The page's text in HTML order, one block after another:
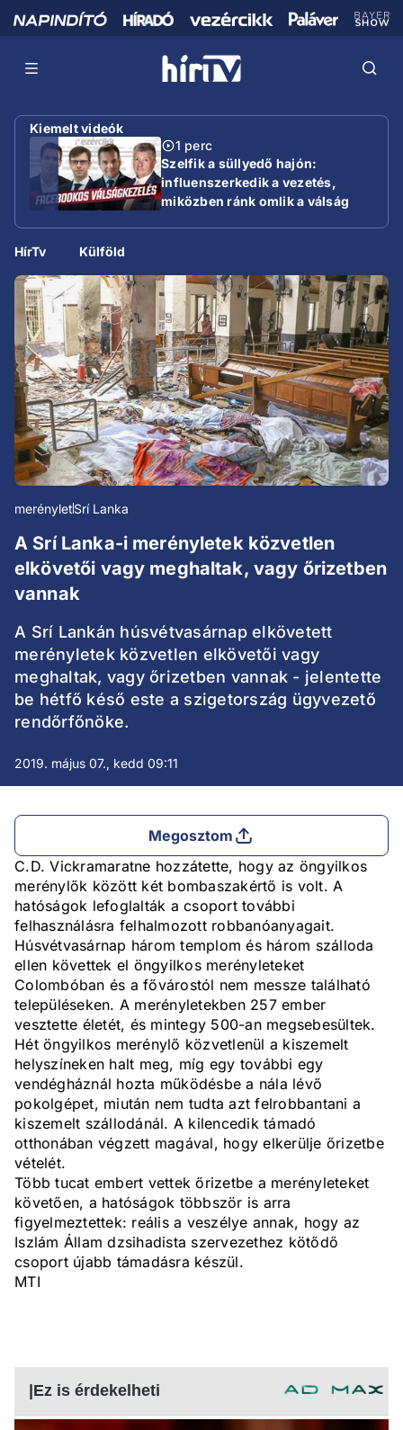
Kiemelt videók
1 perc
Szelfik a süllyedő hajón:
influenszerkedik a vezetés,
miközben ránk omlik a válság
HírTv Külföld
merényletSrí Lanka
A Srí Lanka-i merényletek közvetlen
elkövetői vagy meghaltak, vagy őrizetben
vannak
A Srí Lankán húsvétvasárnap elkövetett
merényletek közvetlen elkövetői vagy
meghaltak, vagy őrizetben vannak - jelentette
be hétfő késő este a szigetország ügyvezető
rendőrfőnöke.
2019. május 07., kedd 09:11
Megosztom
C.D. Vickramaratne hozzátette, hogy az öngyilkos
merénylők között két bombaszakértő is volt. A
hatóságok lefoglalták a csoport további
felhasználásra felhalmozott robbanóanyagait.
Húsvétvasárnap három templom és három szálloda
ellen követtek el öngyilkos merényleteket
Colombóban és a fővárostól nem messze található
településeken. A merényletekben 257 ember
vesztette életét, és mintegy 500-an megsebesültek.
Hét öngyilkos merénylő közvetlenül a kiszemelt
helyszíneken halt meg, míg egy további egy
vendégháznál hozta működésbe a nála lévő
pokolgépet, miután nem tudta azt felrobbantani a
kiszemelt szállodánál. A kilencedik támadó
otthonában végzett magával, hogy elkerülje őrizetbe
vételét.
Több tucat embert vettek őrizetbe a merényleteket
követően, a hatóságok többször is arra
figyelmeztettek: reális a veszélye annak, hogy az
Iszlám Állam dzsihadista szervezethez kötődő
csoport újabb támadásra készül.
MTI